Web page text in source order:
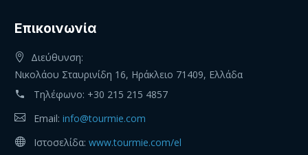
Eπικοινωνία
Διεύθυνση:
Νικολάου Σταυρινίδη 16, Ηράκλειο 71409, Ελλάδα
Τηλέφωνο: +30 215 215 4857
Email: info@tourmie.com
Ιστοσελίδα: www.tourmie.com/el